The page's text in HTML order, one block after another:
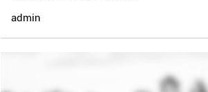
admin